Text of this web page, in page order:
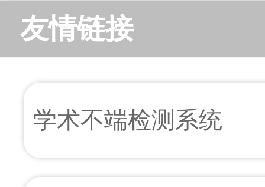
友情链接
学术不端检测系统